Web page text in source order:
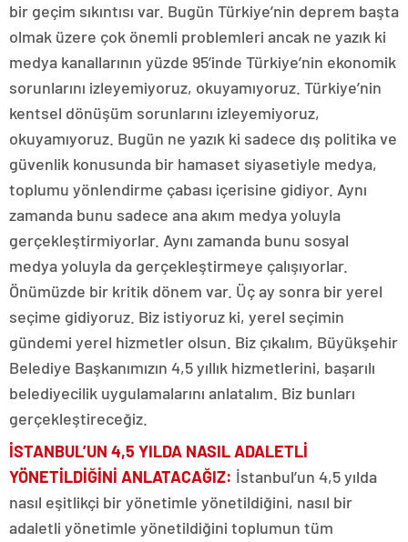
bir geçim sıkıntısı var. Bugün Türkiye’nin deprem başta
olmak üzere çok önemli problemleri ancak ne yazık ki
medya kanallarının yüzde 95’inde Türkiye’nin ekonomik
sorunlarını izleyemiyoruz, okuyamıyoruz. Türkiye’nin
kentsel dönüşüm sorunlarını izleyemiyoruz,
okuyamıyoruz. Bugün ne yazık ki sadece dış politika ve
güvenlik konusunda bir hamaset siyasetiyle medya,
toplumu yönlendirme çabası içerisine gidiyor. Aynı
zamanda bunu sadece ana akım medya yoluyla
gerçekleştirmiyorlar. Aynı zamanda bunu sosyal
medya yoluyla da gerçekleştirmeye çalışıyorlar.
Önümüzde bir kritik dönem var. Üç ay sonra bir yerel
seçime gidiyoruz. Biz istiyoruz ki, yerel seçimin
gündemi yerel hizmetler olsun. Biz çıkalım, Büyükşehir
Belediye Başkanımızın 4,5 yıllık hizmetlerini, başarılı
belediyecilik uygulamalarını anlatalım. Biz bunları
gerçekleştireceğiz.
İSTANBUL’UN 4,5 YILDA NASIL ADALETLİ
YÖNETİLDİĞİNİ ANLATACAĞIZ: İstanbul’un 4,5 yılda
nasıl eşitlikçi bir yönetimle yönetildiğini, nasıl bir
adaletli yönetimle yönetildiğini toplumun tüm